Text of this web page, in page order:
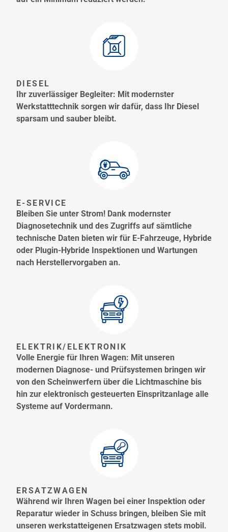
DIESEL
Ihr zuverlässiger Begleiter: Mit modernster
Werkstatttechnik sorgen wir dafür, dass Ihr Diesel
sparsam und sauber bleibt.
E-SERVICE
Bleiben Sie unter Strom! Dank modernster
Diagnosetechnik und des Zugriffs auf sämtliche
technische Daten bieten wir für E-Fahrzeuge, Hybride
oder Plugin-Hybride Inspektionen und Wartungen
nach Herstellervorgaben an.
ELEKTRIK/ELEKTRONIK
Volle Energie für Ihren Wagen: Mit unseren
modernen Diagnose- und Prüfsystemen bringen wir
von den Scheinwerfern über die Lichtmaschine bis
hin zur elektronisch gesteuerten Einspritzanlage alle
Systeme auf Vordermann.
ERSATZWAGEN
Während wir Ihren Wagen bei einer Inspektion oder
Reparatur wieder in Schuss bringen, bleiben Sie mit
unseren werkstatteigenen Ersatzwagen stets mobil.